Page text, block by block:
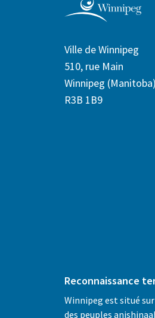
Ville de Winnipeg
510, rue Main
Winnipeg (Manitoba)
R3B 1B9
Reconnaissance
Winnipeg est situé
des peuples